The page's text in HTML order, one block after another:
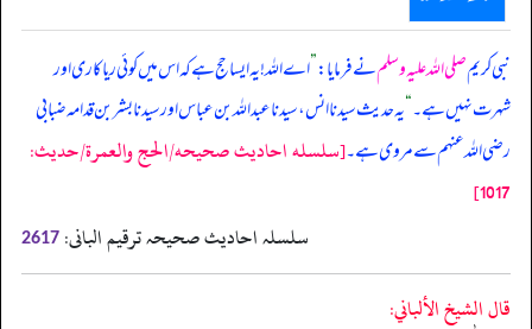
نبی کریمصلی اللہ علیہ وسلمنے فرمایا:”اے اللہ! یہ ایسا حج ہے کہ اس میں کوئی ریاکاری اور
شہرت نہیں ہے۔“یہ حدیث سیدنا انس، سیدنا عبداللہ بن عباس اور سیدنا بشر بن قدامہ ضبابی
رضی اللہ عنہم سے مروی ہے۔[سلسله احاديث صحيحه/الحج والعمرة/حدیث:
1017]
سلسلہ احادیث صحیحہ ترقیم البانی: 2617
قال الشيخ الألباني: